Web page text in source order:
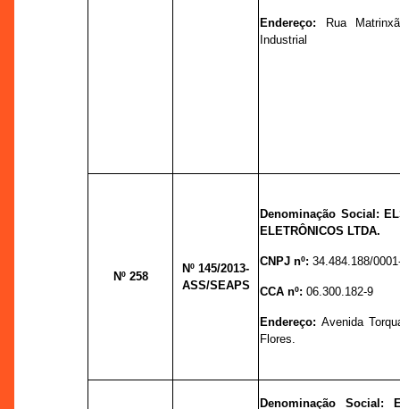
Endereço:
Rua
Industrial
Nº 258
Nº 145/2013-
ASS/SEAPS
Denominação Social:
ELETRÔNICOS LTDA.
CNPJ nº:34.484.188/
CCA nº: 06.300.182-9
Endereço:Avenida
Flores.
Denominação Social: